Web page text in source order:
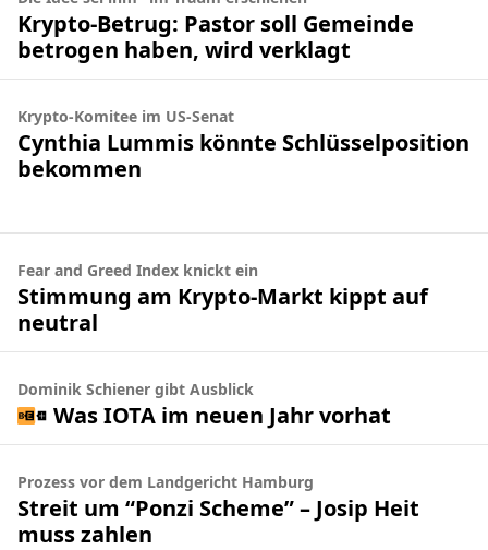
Krypto-Betrug: Pastor soll Gemeinde
betrogen haben, wird verklagt
Krypto-Komitee im US-Senat
Cynthia Lummis könnte Schlüsselposition
bekommen
Fear and Greed Index knickt ein
Stimmung am Krypto-Markt kippt auf
neutral
Dominik Schiener gibt Ausblick
Was IOTA im neuen Jahr vorhat
Prozess vor dem Landgericht Hamburg
Streit um “Ponzi Scheme” – Josip Heit
muss zahlen